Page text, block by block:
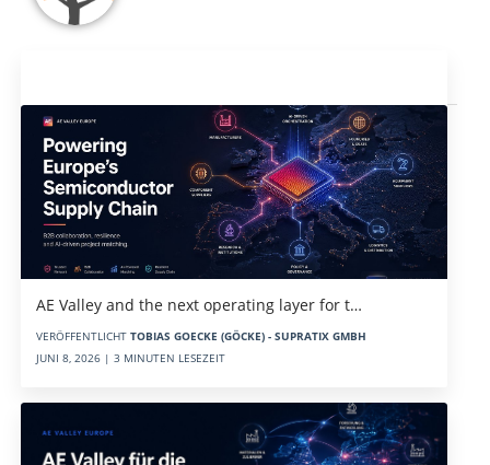
AE Valley and the next operating layer for t…
VERÖFFENTLICHT TOBIAS GOECKE (GÖCKE) - SUPRATIX GMBH
JUNI 8, 2026 | 3 MINUTEN LESEZEIT